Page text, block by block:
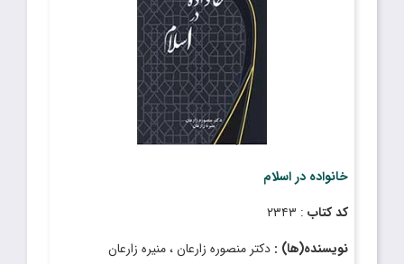
خانواده در اسلام
کد کتاب : ۲۳۴۳
نویسنده(ها) : دکتر منصوره زارعان ، منیره زارعان